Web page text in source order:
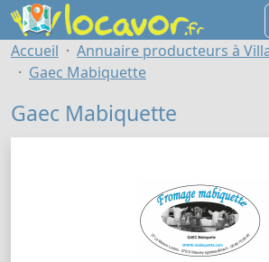
Accueil
Annuaire producteurs à
Gaec Mabiquette
Gaec Mabiquette